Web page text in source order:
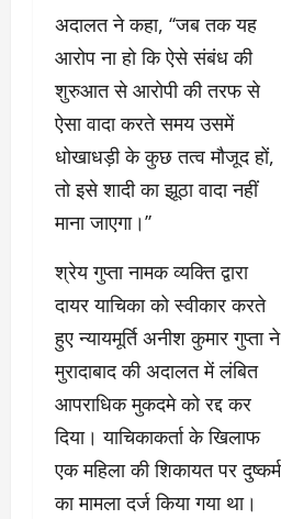
अदालत ने कहा, ‘‘जब तक यह
आरोप ना हो कि ऐसे संबंध की
शुरुआत से आरोपी की तरफ से
ऐसा वादा करते समय उसमें
धोखाधड़ी के कुछ तत्व मौजूद हों,
तो इसे शादी का झूठा वादा नहीं
माना जाएगा।’’
श्रेय गुप्ता नामक व्यक्ति द्वारा
दायर याचिका को स्वीकार करते
हुए न्यायमूर्ति अनीश कुमार गुप्ता ने
मुरादाबाद की अदालत में लंबित
आपराधिक मुकदमे को रद्द कर
दिया। याचिकाकर्ता के खिलाफ
एक महिला की शिकायत पर दुष्कर्म
का मामला दर्ज किया गया था।